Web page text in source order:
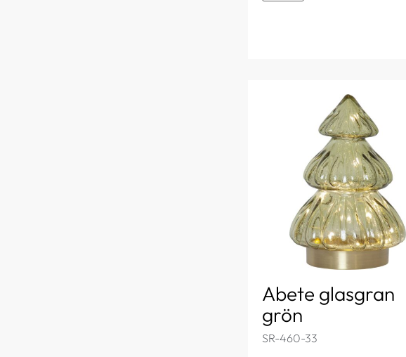
Abete glasgran
grön
SR-460-33